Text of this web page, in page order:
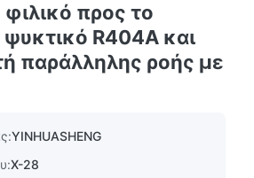
προς το
R404A και
παράλληλης ροής με
YINHUASHENG
Χ-28